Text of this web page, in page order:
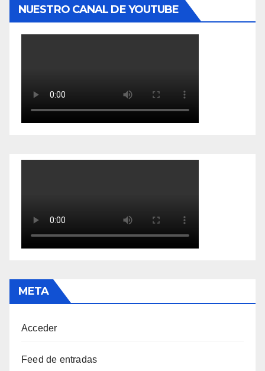
NUESTRO CANAL DE YOUTUBE
META
Acceder
Feed de entradas